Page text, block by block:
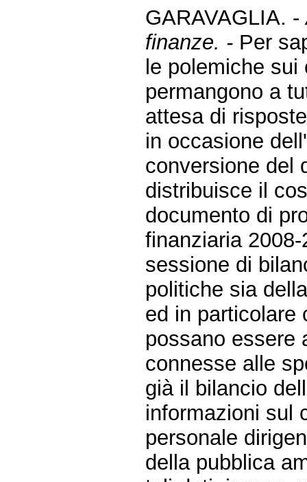
GARAVAGLIA. -
finanze. - Per
le polemiche
permangono a
attesa di
in occasione
conversione del
distribuisce il
documento di
finanziaria
sessione di
politiche sia
ed in particolare
possano essere
connesse alle
già il bilancio
informazioni sul
personale
della pubblica